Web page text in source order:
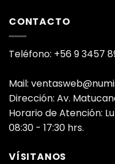
CONTACTO
Teléfono: +56 9 3457
Mail:
Dirección: Av.
Horario de Atención:
08:30 - 17:30 hrs.
VÍSITANOS